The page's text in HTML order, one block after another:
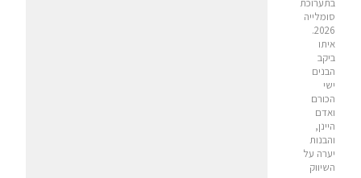
בתערוכת
סומלייה
2026.
איתו
ביקב
הבנים
ישי
הכורם
ואדם
היינן,
והבנות
יערה על
השיווק